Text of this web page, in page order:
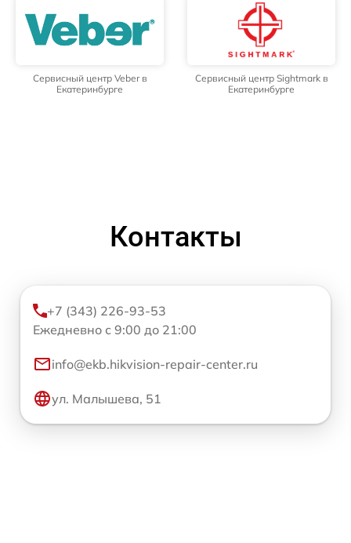
Сервисный центр Veber в
Екатеринбурге
Сервисный центр Sightmark в
Екатеринбурге
Контакты
+7 (343) 226-93-53
Ежедневно с 9:00 до 21:00
info@ekb.hikvision-repair-center.ru
ул. Малышева, 51